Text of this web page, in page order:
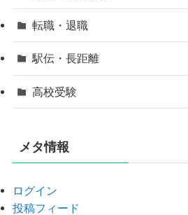
転職・退職
駅伝・長距離
高校受験
メタ情報
ログイン
投稿フィード